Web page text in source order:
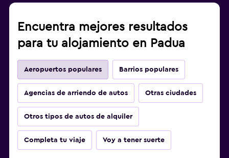
Encuentra mejores resultados
para tu alojamiento en Padua
Aeropuertos populares Barrios populares
Agencias de arriendo de autos Otras ciudades
Otros tipos de autos de alquiler
Completa tu viaje Voy a tener suerte